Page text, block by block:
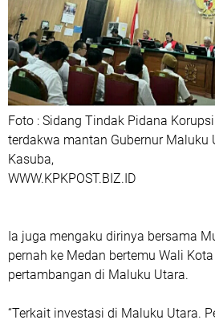
Foto : Sidang Tindak Pidana
terdakwa mantan Gubernur Maluku
Kasuba,
WWW.KPKPOST.BIZ.ID
Ia juga mengaku dirinya bersama
pernah ke Medan bertemu Wali
pertambangan di Maluku Utara.
“Terkait investasi di Maluku Utara.